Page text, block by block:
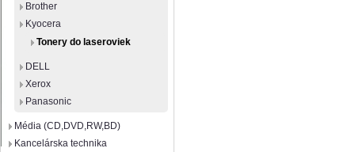
Brother
Kyocera
Tonery do laseroviek
DELL
Xerox
Panasonic
Média (CD,DVD,RW,BD)
Kancelárska technika